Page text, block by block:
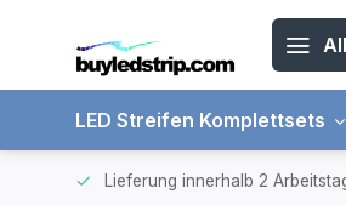
LED Streifen Komplettsets
Lieferung innerhalb 2